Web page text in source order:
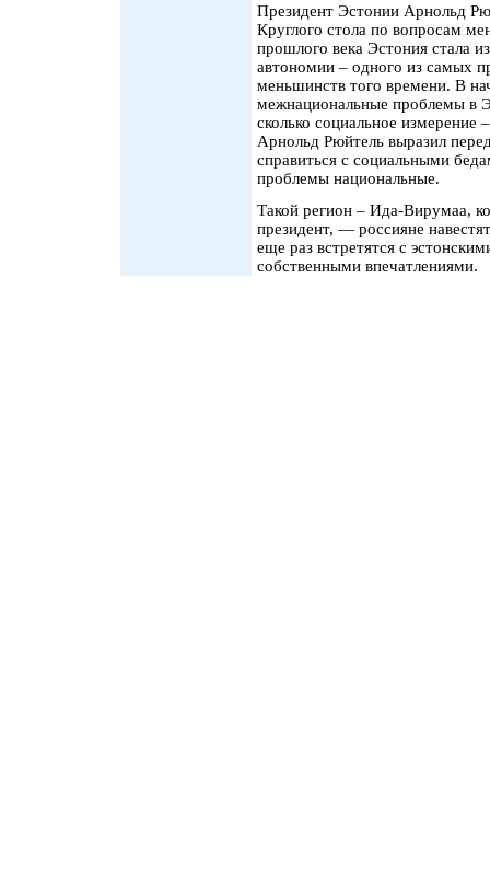
Президент Эстонии Арнольд
Круглого стола по вопросам
прошлого века Эстония стала
автономии – одного из самых
меньшинств того времени. В
межнациональные проблемы в
сколько социальное
Арнольд Рюйтель выразил
справиться с социальными
проблемы национальные.
Такой регион – Ида-Вирумаа,
президент, — россияне
еще раз встретятся с
собственными впечатлениями.